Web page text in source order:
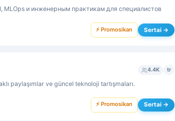
MLOps и инженерным практикам для специалистов
⚡ Promosikan Sertai →
4.4K tr
paylaşımlar ve güncel teknoloji tartışmaları.
⚡ Promosikan Sertai →